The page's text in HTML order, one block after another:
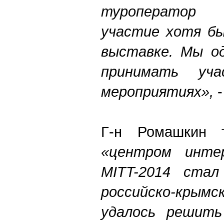
участие хотя
выставке. Мы
принимать
мероприятиях»,
Г-н Ромашкин
«центром
MITT-2014
российско-
удалось